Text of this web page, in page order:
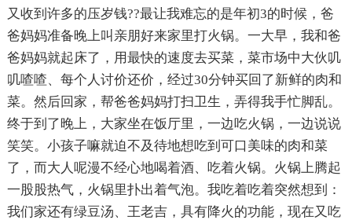
又收到许多的压岁钱??最让我难忘的是年初3的时候，爸
爸妈妈准备晚上叫亲朋好来家里打火锅。一大早，我和爸
爸妈妈就起床了，用最快的速度去买菜，菜市场中大伙叽
叽喳喳、每个人讨价还价，经过30分钟买回了新鲜的肉和
菜。然后回家，帮爸爸妈妈打扫卫生，弄得我手忙脚乱。
终于到了晚上，大家坐在饭厅里，一边吃火锅，一边说说
笑笑。小孩子嘛就迫不及待地想吃到可口美味的肉和菜
了，而大人呢漫不经心地喝着酒、吃着火锅。火锅上腾起
一股股热气，火锅里扑出着气泡。我吃着吃着突然想到：
我们家还有绿豆汤、王老吉，具有降火的功能，现在又吃